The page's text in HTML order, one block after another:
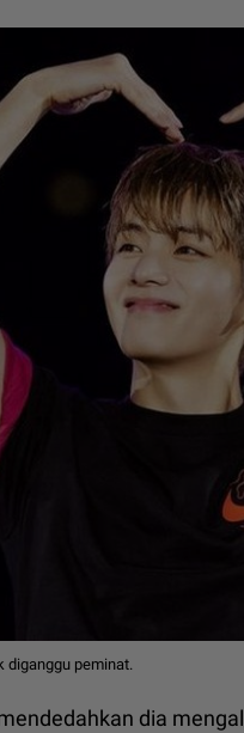
diganggu peminat.
dia